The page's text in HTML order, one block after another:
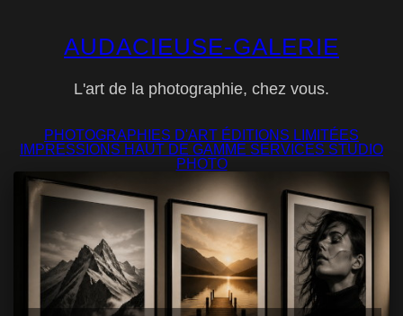
AUDACIEUSE-GALERIE
L'art de la photographie, chez vous.
PHOTOGRAPHIES D'ART ÉDITIONS LIMITÉES
IMPRESSIONS HAUT DE GAMME SERVICES STUDIO
PHOTO